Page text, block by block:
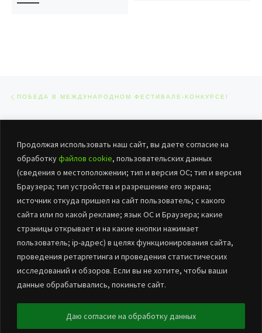
Продолжая использовать наш сайт, вы даете согласие на
обработкуфайлов cookie, пользовательских данных
(сведения о местоположении; тип и версия ОС; тип и версия
Браузера; тип устройства и разрешение его экрана;
источник откуда пришел на сайт пользователь; с какого
сайта или по какой рекламе; язык ОС и Браузера; какие
страницы открывает и на какие кнопки нажимает
пользователь; ip-адрес) в целях функционирования сайта,
проведения ретаргетинга и проведения статистических
исследований и обзоров. Если вы не хотите, чтобы ваши
данные обрабатывались, покиньте сайт.
Даю согласие на обработку данных
ПОБЕДА В МЕЖДУНАРОДНОМ ФЕСТИВАЛЕ-КОНКУРСЕ!
ОБРАТНО К СПИСКУ ЗАПИСЕЙ
УСПЕХИ НАШИХ ЮНЫХ ВОКАЛИСТОВ
БУК «ЦНТиД Марьяновского района»
– Все права